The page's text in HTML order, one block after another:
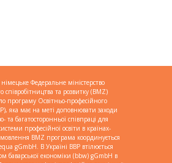
Федеральне міністерство
співробітництва та розвитку (BMZ)
програму Освітньо-професійного
яка має на меті доповнювати заходи
та багатосторонньої співпраці для
професійної освіти в країнах-
BMZ програма координується
gGmbH. В Україні BBP втілюється
баварської економіки (bbw) gGmbH в